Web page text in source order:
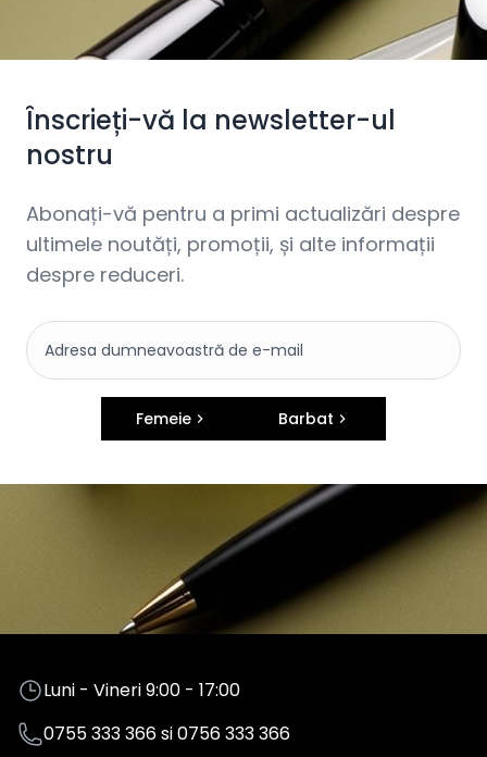
Înscrieți-vă la newsletter-ul
nostru
Abonați-vă pentru a primi actualizări despre
ultimele noutăți, promoții, și alte informații
despre reduceri.
Femeie Barbat
Luni - Vineri 9:00 - 17:00
0755 333 366si0756 333 366